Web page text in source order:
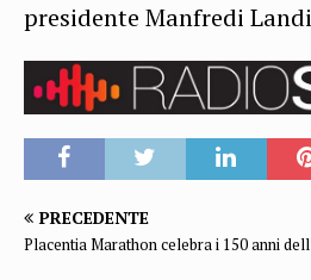
presidente Manfredi
PRECEDENTE
Placentia Marathon celebra i 150 anni